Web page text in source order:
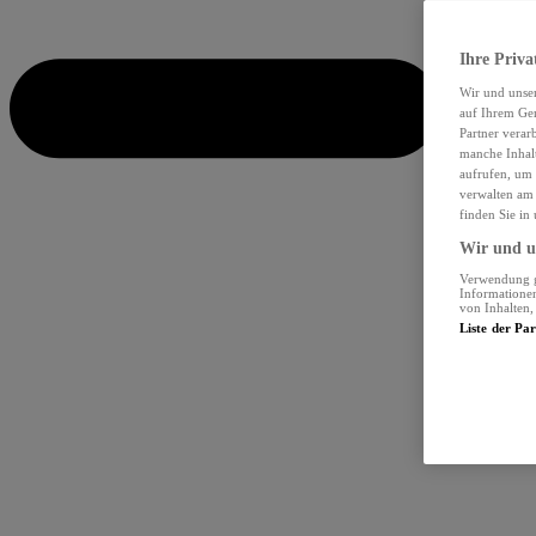
Ihre
Wir und
auf Ihrem
Partner
manche
aufrufen, um
verwalten
finden Sie in
Wir und
Verwendung
von Inhalten,
Liste der